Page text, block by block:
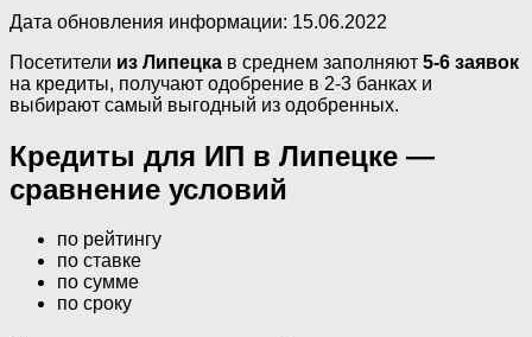
Дата обновления информации: 15.06.2022
Посетители из Липецка в среднем заполняют 5-6 заявок
на кредиты, получают одобрение в 2-3 банках и
выбирают самый выгодный из одобренных.
Кредиты для ИП в Липецке —
сравнение условий
по рейтингу
по ставке
по сумме
по сроку